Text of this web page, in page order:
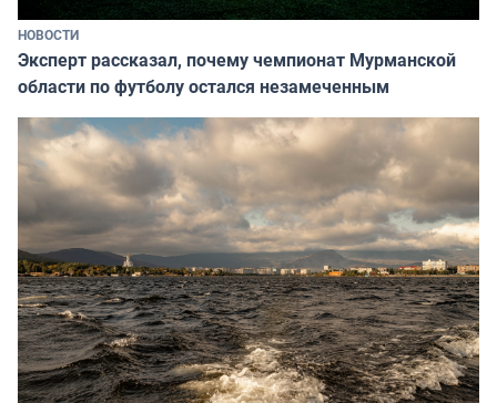
НОВОСТИ
Эксперт рассказал, почему чемпионат Мурманской
области по футболу остался незамеченным